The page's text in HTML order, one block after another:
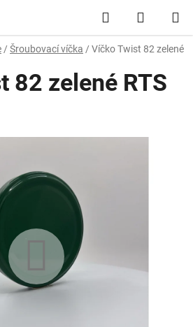
Hledat
KOŠÍK
/ Šroubovací víčka / Víčko Twist 82 zelené
82 zelené RTS